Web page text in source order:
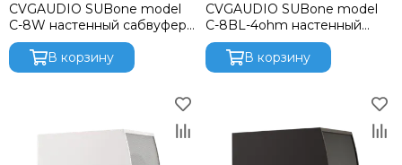
CVGAUDIO SUBone model
C-8W настенный сабвуфер,
мощность
150W(RMS)/300W(max)
В корзину
CVGAUDIO SUBone model
C-8BL-4ohm настенный
сабвуфер,
150W(RMS)/300W(max)
В корзину